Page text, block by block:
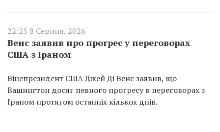
22:25 8 Серпня, 2026
Венс заявив про прогрес у переговорах
США з Іраном
Віцепрезидент США Джей Ді Венс заявив, що
Вашингтон досяг певного прогресу в переговорах з
Іраном протягом останніх кількох днів.